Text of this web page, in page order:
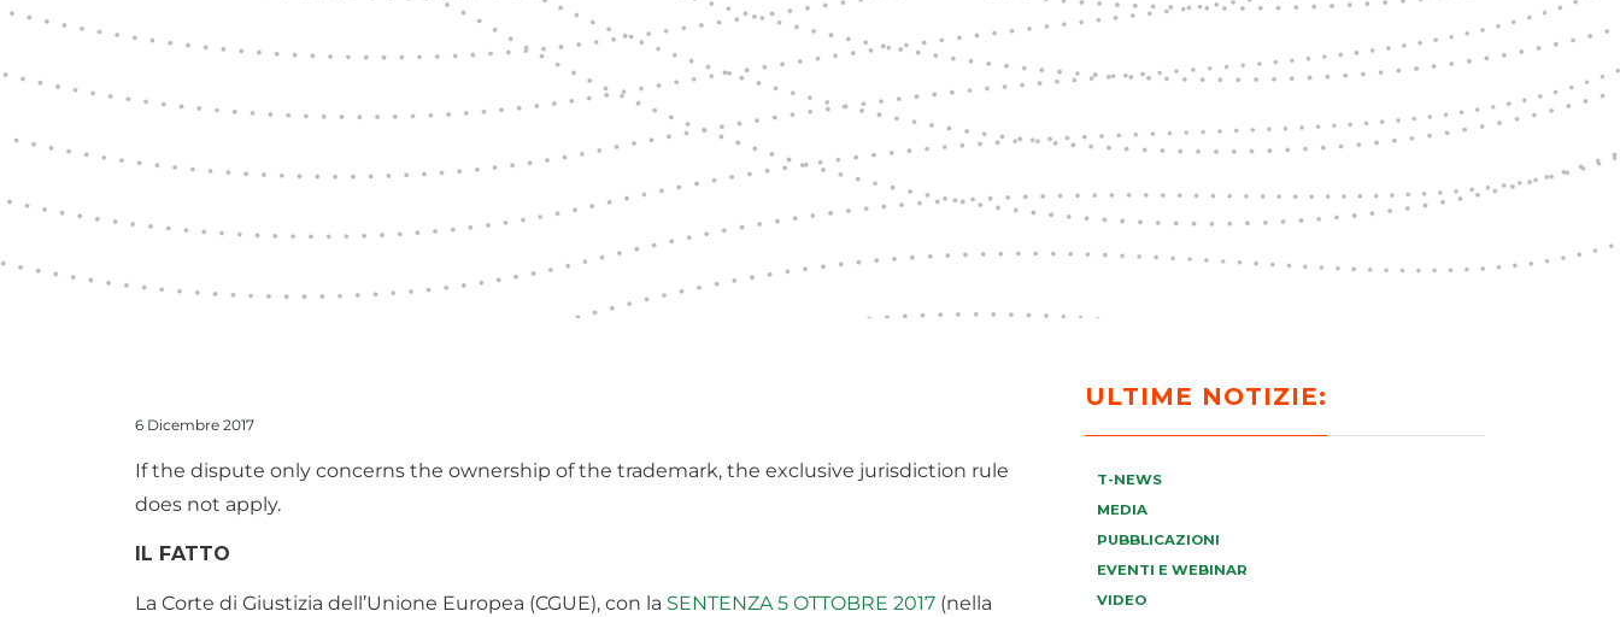
6 Dicembre 2017
If the dispute only concerns the ownership of the trademark, the exclusive jurisdiction rule
does not apply.
IL FATTO
La Corte di Giustizia dell’Unione Europea (CGUE), con la SENTENZA 5 OTTOBRE 2017 (nella
ULTIME NOTIZIE:
T-NEWS
MEDIA
PUBBLICAZIONI
EVENTI E WEBINAR
VIDEO